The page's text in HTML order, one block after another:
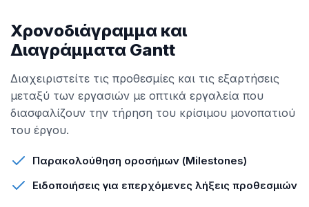
Χρονοδιάγραμμα και
Διαγράμματα Gantt
Διαχειριστείτε τις προθεσμίες και τις εξαρτήσεις
μεταξύ των εργασιών με οπτικά εργαλεία που
διασφαλίζουν την τήρηση του κρίσιμου μονοπατιού
του έργου.
Παρακολούθηση οροσήμων (Milestones)
Ειδοποιήσεις για επερχόμενες λήξεις προθεσμιών